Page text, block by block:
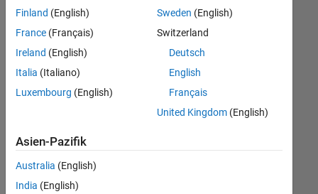
Suchkriterien
weiter
fassen
oder
alle
Stellenangebote
anzeigen .
noch
keine
offenen
Finland (English)
France (Français)
Ireland (English)
Italia (Italiano)
Luxembourg (English)
Sweden (English)
Switzerland
Deutsch
English
Français
United Kingdom(English)
Asien-Pazifik
Australia (English)
India (English)